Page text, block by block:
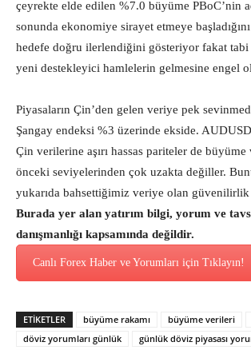
çeyrekte elde edilen %7.0 büyüme PBoC’nin
sonunda ekonomiye sirayet etmeye
hedefe doğru ilerlendiğini gösteriyor fakat tabi
yeni destekleyici hamlelerin gelmesine engel
Piyasaların Çin’den gelen veriye pek
Şangay endeksi %3 üzerinde ekside.
Çin verilerine aşırı hassas pariteler de
önceki seviyelerinden çok uzakta değiller.
yukarıda bahsettiğimiz veriye olan
Burada yer alan yatırım bilgi, yorum ve
danışmanlığı kapsamında değildir.
Canlı Forex Haber ve Yorumları için Tıklayın!
ETİKETLER büyüme rakamı büyüme verileri
döviz yorumları günlük
günlük döviz piyasası